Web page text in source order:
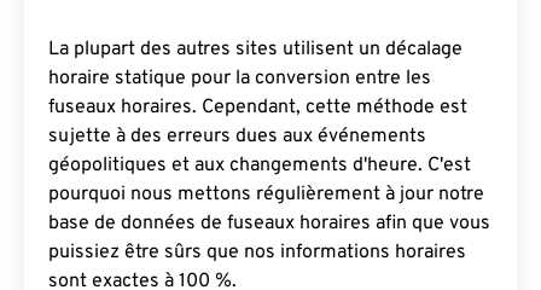
La plupart des autres sites utilisent un décalage
horaire statique pour la conversion entre les
fuseaux horaires. Cependant, cette méthode est
sujette à des erreurs dues aux événements
géopolitiques et aux changements d'heure. C'est
pourquoi nous mettons régulièrement à jour notre
base de données de fuseaux horaires afin que vous
puissiez être sûrs que nos informations horaires
sont exactes à 100 %.